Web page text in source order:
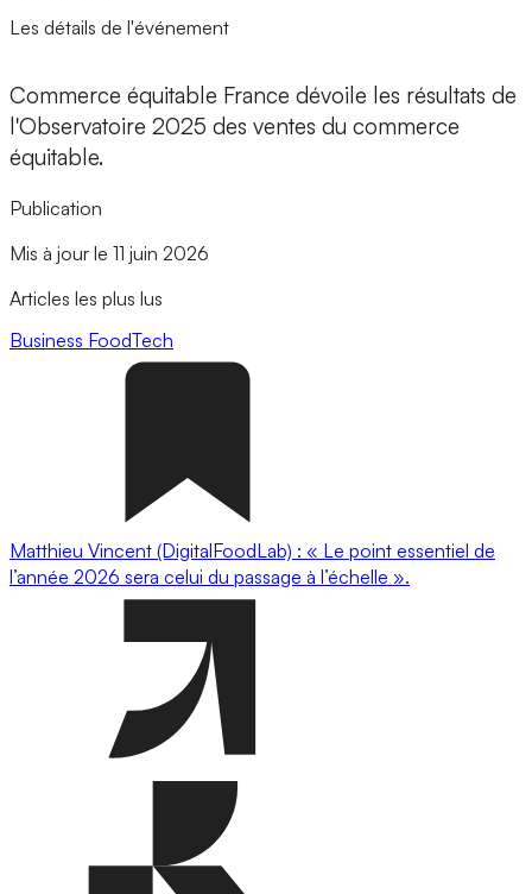
Les détails de l'événement
Commerce équitable France dévoile les résultats de
l'Observatoire 2025 des ventes du commerce
équitable.
Publication
Mis à jour le 11 juin 2026
Articles les plus lus
Business FoodTech
Matthieu Vincent (DigitalFoodLab) : « Le point essentiel de
l’année 2026 sera celui du passage à l’échelle ».